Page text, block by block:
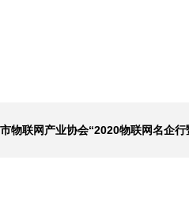
物联网产业协会“2020物联网名企